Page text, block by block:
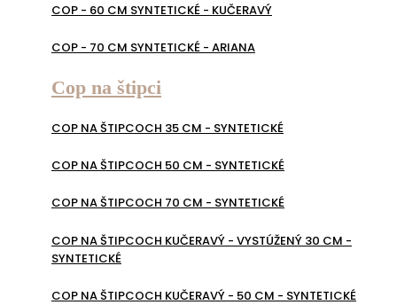
COP - 60 CM SYNTETICKÉ - KUČERAVÝ
COP - 70 CM SYNTETICKÉ - ARIANA
Cop na štipci
COP NA ŠTIPCOCH 35 CM - SYNTETICKÉ
COP NA ŠTIPCOCH 50 CM - SYNTETICKÉ
COP NA ŠTIPCOCH 70 CM - SYNTETICKÉ
COP NA ŠTIPCOCH KUČERAVÝ - VYSTÚŽENÝ 30 CM -
SYNTETICKÉ
COP NA ŠTIPCOCH KUČERAVÝ - 50 CM - SYNTETICKÉ